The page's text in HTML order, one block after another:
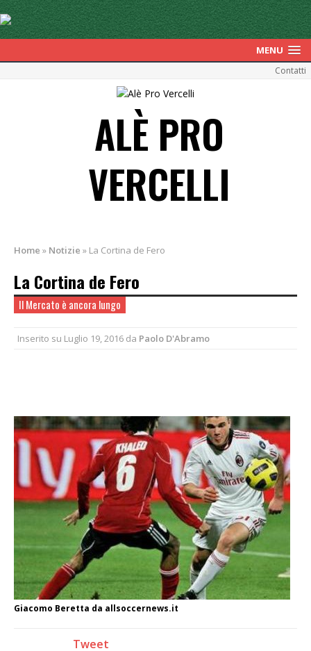
MENU
Contatti
ALÈ PRO
VERCELLI
Home » Notizie » La Cortina de Fero
La Cortina de Fero
Il Mercato è ancora lungo
Inserito su Luglio 19, 2016 da Paolo D'Abramo
Giacomo Beretta da allsoccernews.it
Tweet